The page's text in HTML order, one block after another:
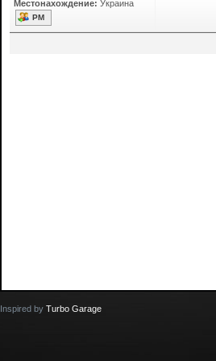
Местонахождение: Украина
РМ
Inspired by Turbo Garage